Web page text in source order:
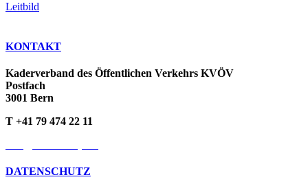
Leitbild
KONTAKT
Kaderverband des Öffentlichen Verkehrs KVÖV
Postfach
3001 Bern
T +41 79 474 22 11
DATENSCHUTZ